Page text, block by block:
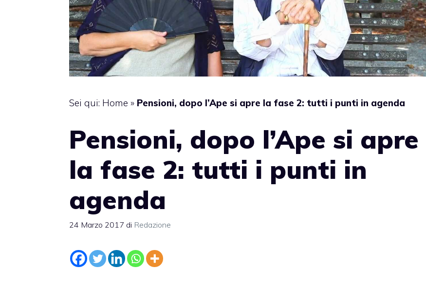
Sei qui: Home » Pensioni, dopo l’Ape si apre la fase 2: tutti i punti in agenda
Pensioni, dopo l’Ape si apre
la fase 2: tutti i punti in
agenda
24 Marzo 2017 di Redazione